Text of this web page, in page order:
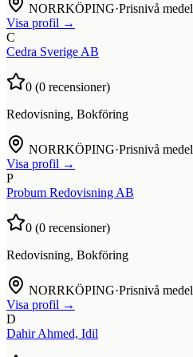
NORRKÖPING·Prisnivå medel
Visa profil →
C
Cedra Sverige AB
0 (0 recensioner)
Redovisning, Bokföring
NORRKÖPING·Prisnivå medel
Visa profil →
P
Probum Redovisning AB
0 (0 recensioner)
Redovisning, Bokföring
NORRKÖPING·Prisnivå medel
Visa profil →
D
Dahir Ahmed, Idil